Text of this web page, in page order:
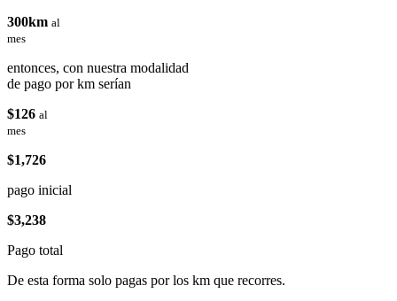
300km al
mes
entonces, con nuestra modalidad
de pago por km serían
$126 al
mes
$1,726
pago inicial
$3,238
Pago total
De esta forma solo pagas por los km que recorres.